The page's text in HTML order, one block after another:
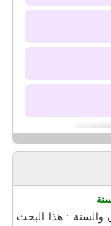
والسنة : هذا البحث